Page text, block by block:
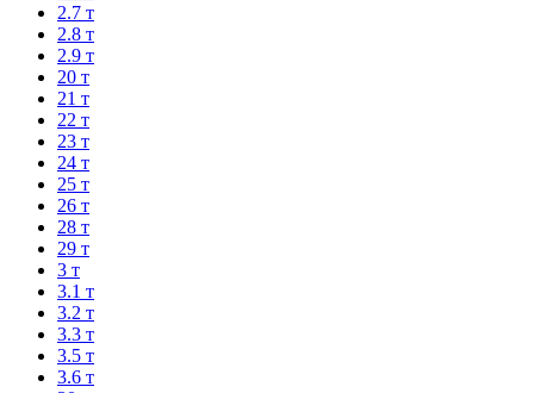
2.7 т
2.8 т
2.9 т
20 т
21 т
22 т
23 т
24 т
25 т
26 т
28 т
29 т
3 т
3.1 т
3.2 т
3.3 т
3.5 т
3.6 т